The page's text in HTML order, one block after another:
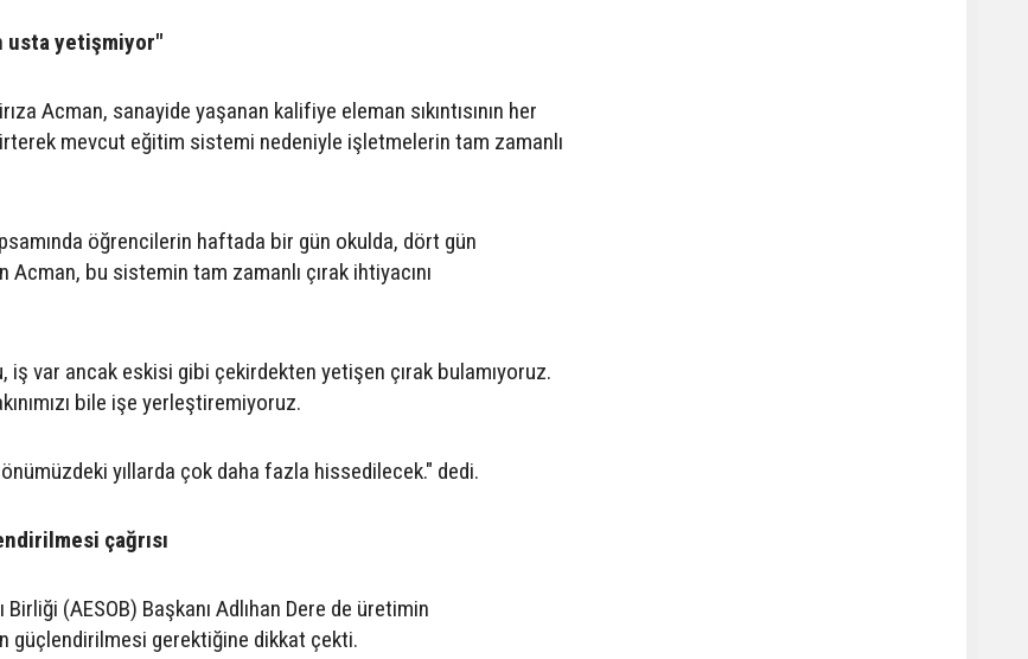
usta yetişmiyor"
Acman, sanayide yaşanan kalifiye eleman sıkıntısının her
mevcut eğitim sistemi nedeniyle işletmelerin tam zamanlı
öğrencilerin haftada bir gün okulda, dört gün
Acman, bu sistemin tam zamanlı çırak ihtiyacını
var ancak eskisi gibi çekirdekten yetişen çırak bulamıyoruz.
bile işe yerleştiremiyoruz.
önümüzdeki yıllarda çok daha fazla hissedilecek." dedi.
çağrısı
(AESOB) Başkanı Adlıhan Dere de üretimin
güçlendirilmesi gerektiğine dikkat çekti.